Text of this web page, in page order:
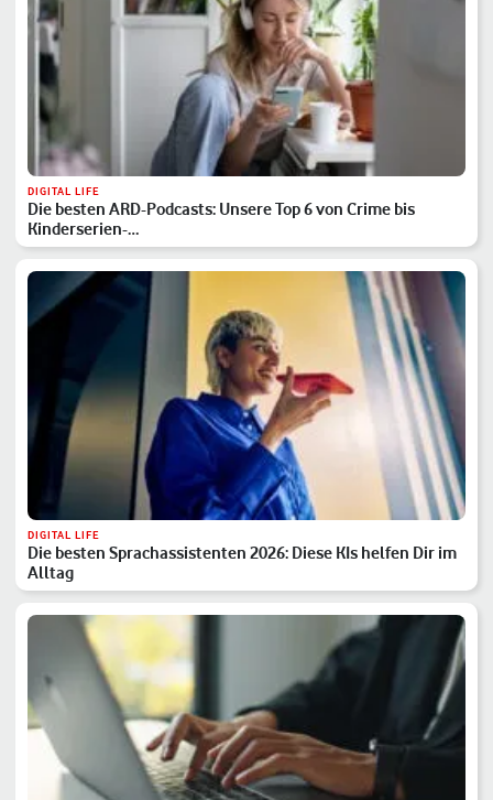
DIGITAL LIFE
Die besten ARD-Podcasts: Unsere Top 6 von Crime bis
Kinderserien-…
DIGITAL LIFE
Die besten Sprachassistenten 2026: Diese KIs helfen Dir im
Alltag